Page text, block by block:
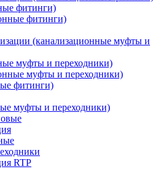
фитинги)
фитинги)
(канализационные муфты и
муфты и переходники)
муфты и переходники)
фитинги)
муфты и переходники)
RTP